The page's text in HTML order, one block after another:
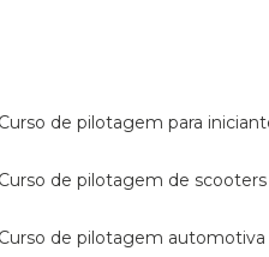
curso de pilotagem para
curso de pilotagem de
curso de pilotagem automotiva